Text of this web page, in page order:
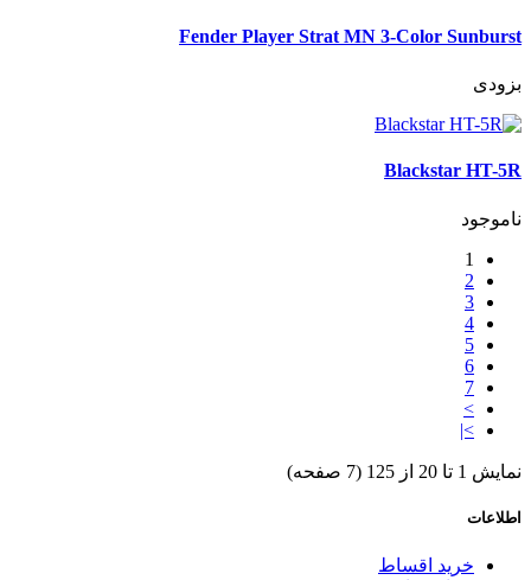
Fender Player Strat MN 3-Color Sunburst
بزودی
Blackstar HT-5R
ناموجود
1
2
3
4
5
6
7
>
>|
نمایش 1 تا 20 از 125 (7 صفحه)
اطلاعات
خرید اقساط